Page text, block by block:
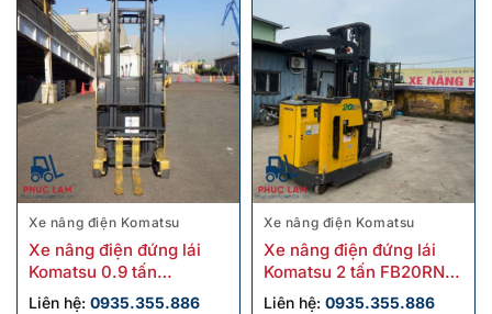
Xe nâng điện Komatsu
Xe nâng điện đứng lái
Komatsu 0.9 tấn
FB09RS-14 cũ
Liên hệ: 0935.355.886
Xe nâng điện Komatsu
Xe nâng điện đứng lái
Komatsu 2 tấn FB20RN-4
cũ
Liên hệ: 0935.355.886